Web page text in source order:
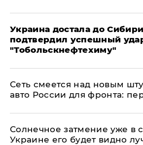
Украина достала до
подтвердил успешный
"Тобольскнефтехиму"
Сеть смеется над новым
авто России для фронта:
​Солнечное затмение уже в
Украине его будет видно